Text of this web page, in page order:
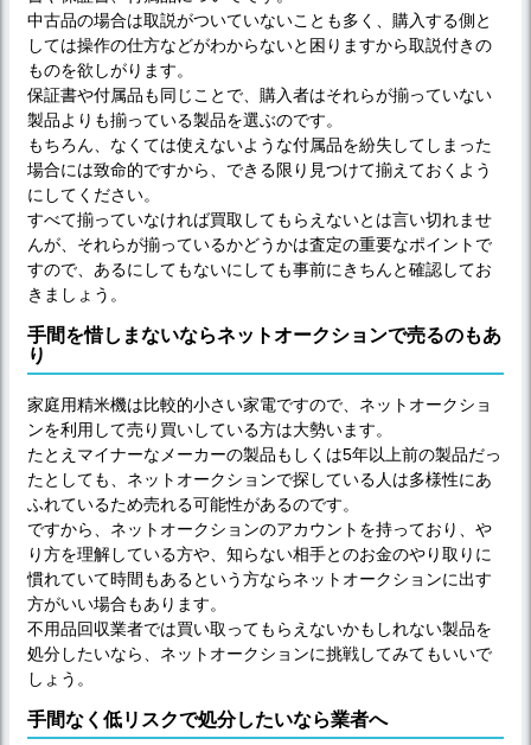
中古品の場合は取説がついていないことも多く、購入する側と
しては操作の仕方などがわからないと困りますから取説付きの
ものを欲しがります。
保証書や付属品も同じことで、購入者はそれらが揃っていない
製品よりも揃っている製品を選ぶのです。
もちろん、なくては使えないような付属品を紛失してしまった
場合には致命的ですから、できる限り見つけて揃えておくよう
にしてください。
すべて揃っていなければ買取してもらえないとは言い切れませ
んが、それらが揃っているかどうかは査定の重要なポイントで
すので、あるにしてもないにしても事前にきちんと確認してお
きましょう。
手間を惜しまないならネットオークションで売るのもあ
り
家庭用精米機は比較的小さい家電ですので、ネットオークショ
ンを利用して売り買いしている方は大勢います。
たとえマイナーなメーカーの製品もしくは5年以上前の製品だっ
たとしても、ネットオークションで探している人は多様性にあ
ふれているため売れる可能性があるのです。
ですから、ネットオークションのアカウントを持っており、や
り方を理解している方や、知らない相手とのお金のやり取りに
慣れていて時間もあるという方ならネットオークションに出す
方がいい場合もあります。
不用品回収業者では買い取ってもらえないかもしれない製品を
処分したいなら、ネットオークションに挑戦してみてもいいで
しょう。
手間なく低リスクで処分したいなら業者へ